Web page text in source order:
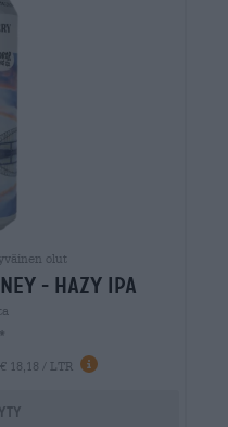
olut
- hazy ipa
18,18 / LTR